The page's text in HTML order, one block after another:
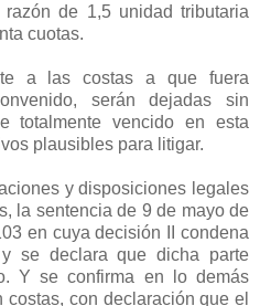
de 1,5 unidad tributaria
cuotas.
a las costas a que fuera
serán dejadas sin
totalmente vencido en esta
plausibles para litigar.
y disposiciones legales
la sentencia de 9 de mayo de
en cuya decisión II condena
se declara que dicha parte
Y se confirma en lo demás
con declaración que el